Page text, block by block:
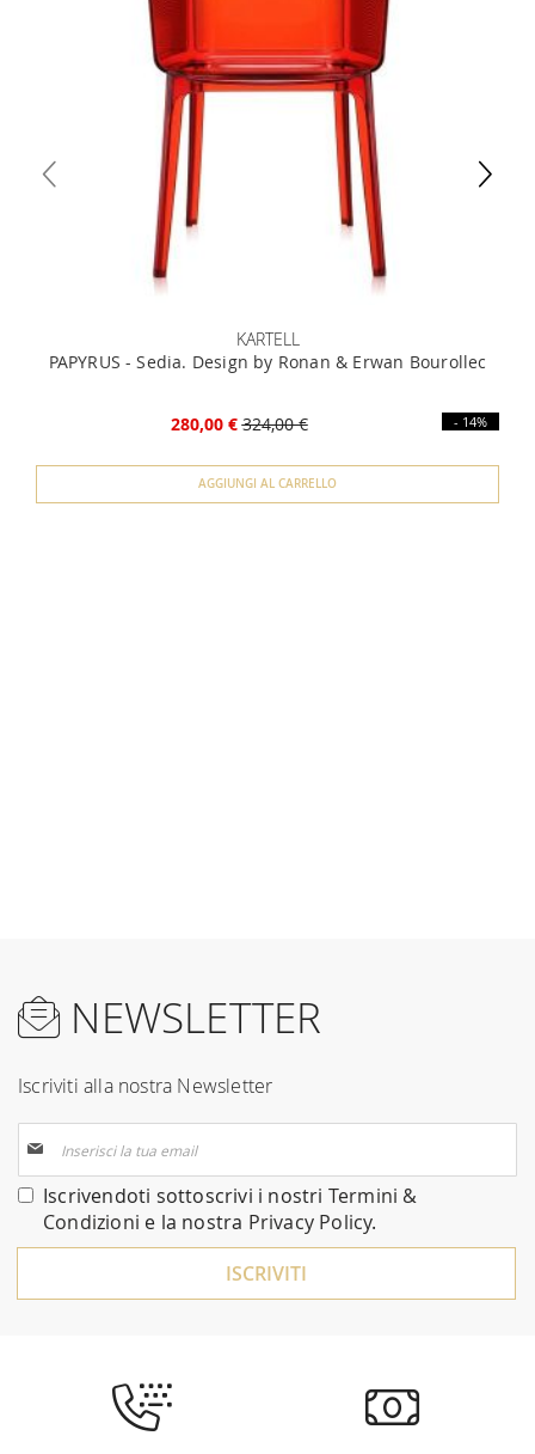
organizzare tu il ritiro o richiederci una quotazione
un documento che attesti un reddito (cedolino o modello
unico) 4) iban per l'addebito delle rate
KARTELL
PAPYRUS - Sedia. Design by Ronan & Erwan Bourollec
280,00 € 324,00 € - 14%
AGGIUNGI AL CARRELLO
NEWSLETTER
Iscriviti alla nostra Newsletter
alla
nostra
Newsletter:
Iscrivendoti sottoscrivi i nostri Termini &
Condizioni e la nostra Privacy Policy.
ISCRIVITI